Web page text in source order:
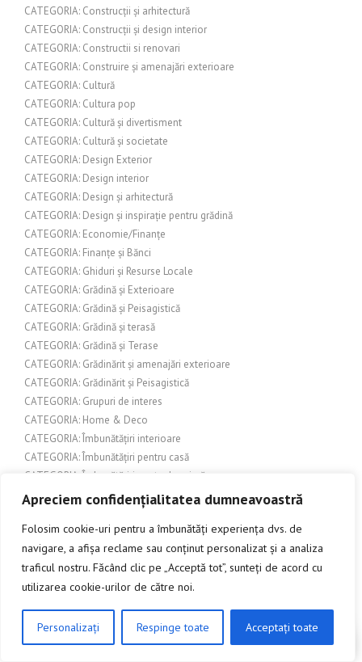
Apreciem confidențialitatea dumneavoastră
Folosim cookie-uri pentru a îmbunătăți experiența dvs. de
navigare, a afișa reclame sau conținut personalizat și a analiza
traficul nostru. Făcând clic pe „Acceptă tot”, sunteți de acord cu
utilizarea cookie-urilor de către noi.
Personalizați Respinge toate Acceptați toate
CATEGORIA: Construcții și arhitectură
CATEGORIA: Construcții și design interior
CATEGORIA: Constructii si renovari
CATEGORIA: Construire și amenajări exterioare
CATEGORIA: Cultură
CATEGORIA: Cultura pop
CATEGORIA: Cultură și divertisment
CATEGORIA: Cultură și societate
CATEGORIA: Design Exterior
CATEGORIA: Design interior
CATEGORIA: Design și arhitectură
CATEGORIA: Design și inspirație pentru grădină
CATEGORIA: Economie/Finanțe
CATEGORIA: Finanțe și Bănci
CATEGORIA: Ghiduri și Resurse Locale
CATEGORIA: Grădină și Exterioare
CATEGORIA: Grădină și Peisagistică
CATEGORIA: Grădină și terasă
CATEGORIA: Grădină și Terase
CATEGORIA: Grădinărit și amenajări exterioare
CATEGORIA: Grădinărit și Peisagistică
CATEGORIA: Grupuri de interes
CATEGORIA: Home & Deco
CATEGORIA: Îmbunătățiri interioare
CATEGORIA: Îmbunătățiri pentru casă
CATEGORIA: Îmbunătățiri pentru locuință
CATEGORIA: Îmbunătățiri și amenajări exterioare
CATEGORIA: Îmbunătățiri și design exterior
CATEGORIA: Îmbunătățiri și design interior
CATEGORIA: Încălzire și protecție exterioră
CATEGORIA: Industrie și construcții
CATEGORIA: Inovație și Tehnologie
CATEGORIA: Lifestyle
CATEGORIA: Localități și evenimente
CLICK AICI PENTRU A DISCUTA